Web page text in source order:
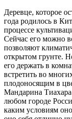
Деревце, которое
года родилось в
процессе
Сейчас его можно
позволяют
открытом грунте.
его держать в
встретить во
плодоносящим в
Мандарина
любом городе
каким условиям